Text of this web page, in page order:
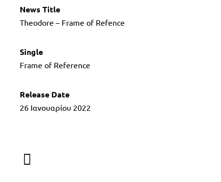
News Title
Theodore – Frame of Refence
Single
Frame of Reference
Release Date
26 Ιανουαρίου 2022